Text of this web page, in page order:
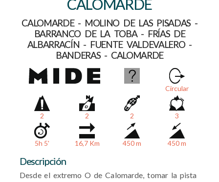
CALOMARDE
CALOMARDE - MOLINO DE LAS PISADAS -
BARRANCO DE LA TOBA - FRÍAS DE
ALBARRACÍN - FUENTE VALDEVALERO -
BANDERAS - CALOMARDE
Circular
2 2 2 3
5h 5' 16,7 Km 450 m 450 m
Descripción
Desde el extremo O de Calomarde, tomar la pista